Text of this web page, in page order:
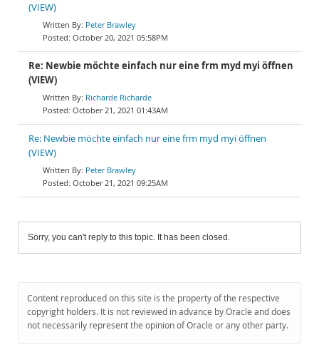
(VIEW)
Peter Brawley
October 20, 2021 05:58PM
Re: Newbie möchte einfach nur eine frm myd myi öffnen
(VIEW)
Richarde Richarde
October 21, 2021 01:43AM
Re: Newbie möchte einfach nur eine frm myd myi öffnen
(VIEW)
Peter Brawley
October 21, 2021 09:25AM
Sorry, you can't reply to this topic. It has been closed.
Content reproduced on this site is the property of the respective
copyright holders. It is not reviewed in advance by Oracle and does
not necessarily represent the opinion of Oracle or any other party.